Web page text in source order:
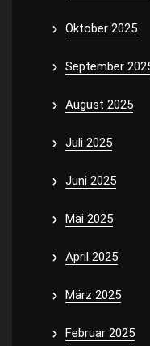
Oktober 2025
September
August 2025
Juli 2025
Juni 2025
Mai 2025
April 2025
März 2025
Februar 2025